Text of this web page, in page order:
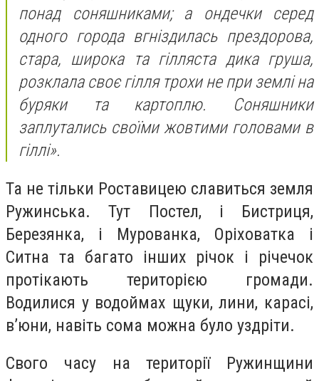
понад соняшниками; а ондечки серед
одного города вгнiздилась прездорова,
стара, широка та гiлляста дика груша,
розклала своє гiлля трохи не при землi на
буряки та картоплю. Соняшники
заплутались своїми жовтими головами в
гiллi».
Та не тільки Роставицею славиться земля
Ружинська. Тут Постел, і Бистриця,
Березянка, і Мурованка, Оріховатка і
Ситна та багато інших річок і річечок
протікають територією громади.
Водилися у водоймах щуки, лини, карасі,
в’юни, навіть сома можна було уздріти.
Свого часу на території Ружинщини